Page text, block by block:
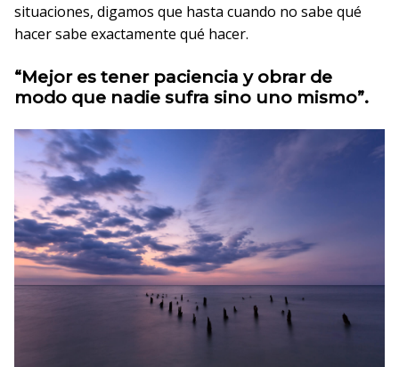
situaciones, digamos que hasta cuando no sabe qué
hacer sabe exactamente qué hacer.
“Mejor es tener paciencia y obrar de
modo que nadie sufra sino uno mismo”.